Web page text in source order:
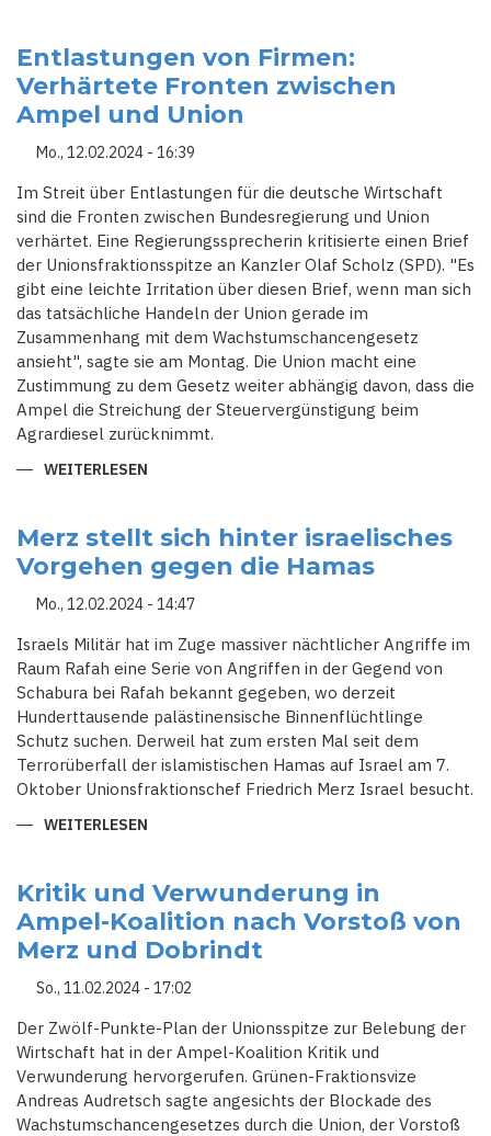
REGIERUNG
IN
THÜRINGEN
"SCHANDE
FÜR
DEUTSCHLAND"
Entlastungen von Firmen:
Verhärtete Fronten zwischen
Ampel und Union
Mo., 12.02.2024 - 16:39
Im Streit über Entlastungen für die deutsche Wirtschaft
sind die Fronten zwischen Bundesregierung und Union
verhärtet. Eine Regierungssprecherin kritisierte einen Brief
der Unionsfraktionsspitze an Kanzler Olaf Scholz (SPD). "Es
gibt eine leichte Irritation über diesen Brief, wenn man sich
das tatsächliche Handeln der Union gerade im
Zusammenhang mit dem Wachstumschancengesetz
ansieht", sagte sie am Montag. Die Union macht eine
Zustimmung zu dem Gesetz weiter abhängig davon, dass die
Ampel die Streichung der Steuervergünstigung beim
Agrardiesel zurücknimmt.
WEITERLESEN
VERHÄRTETE
FRONTEN
ZWISCHEN
AMPEL
UNION
Merz stellt sich hinter israelisches
Vorgehen gegen die Hamas
Mo., 12.02.2024 - 14:47
Israels Militär hat im Zuge massiver nächtlicher Angriffe im
Raum Rafah eine Serie von Angriffen in der Gegend von
Schabura bei Rafah bekannt gegeben, wo derzeit
Hunderttausende palästinensische Binnenflüchtlinge
Schutz suchen. Derweil hat zum ersten Mal seit dem
Terrorüberfall der islamistischen Hamas auf Israel am 7.
Oktober Unionsfraktionschef Friedrich Merz Israel besucht.
WEITERLESEN
HINTER
ISRAELISCHES
VORGEHEN
GEGEN
DIE
HAMAS
Kritik und Verwunderung in
Ampel-Koalition nach Vorstoß von
Merz und Dobrindt
So., 11.02.2024 - 17:02
Der Zwölf-Punkte-Plan der Unionsspitze zur Belebung der
Wirtschaft hat in der Ampel-Koalition Kritik und
Verwunderung hervorgerufen. Grünen-Fraktionsvize
Andreas Audretsch sagte angesichts der Blockade des
Wachstumschancengesetzes durch die Union, der Vorstoß